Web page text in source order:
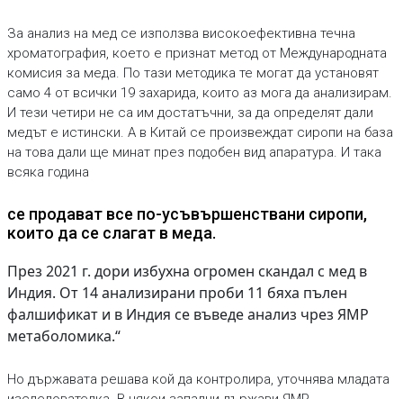
За анализ на мед се използва високоефективна течна
хроматография, което е признат метод от Международната
комисия за меда. По тази методика те могат да установят
само 4 от всички 19 захарида, които аз мога да анализирам.
И тези четири не са им достатъчни, за да определят дали
медът е истински. А в Китай се произвеждат сиропи на база
на това дали ще минат през подобен вид апаратура. И така
всяка година
се продават все по-усъвършенствани сиропи,
които да се слагат в меда.
През 2021 г. дори избухна огромен скандал с мед в
Индия. От 14 анализирани проби 11 бяха пълен
фалшификат и в Индия се въведе анализ чрез ЯМР
метаболомика.“
Но държавата решава кой да контролира, уточнява младата